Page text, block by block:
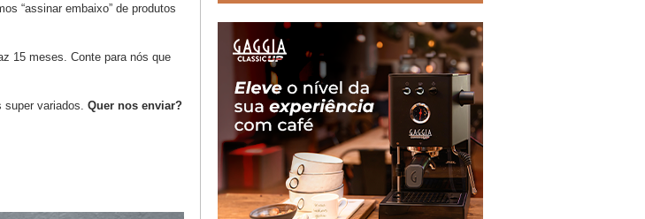
“assinar embaixo” de produtos
15 meses. Conte para nós que
super variados. Quer nos enviar?